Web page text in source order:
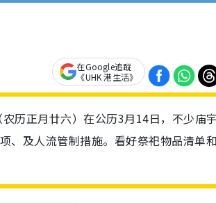
在Google追蹤
《UHK 港生活》
历正月廿六）在公历3月14日，不少庙
及人流管制措施。看好祭祀物品清单